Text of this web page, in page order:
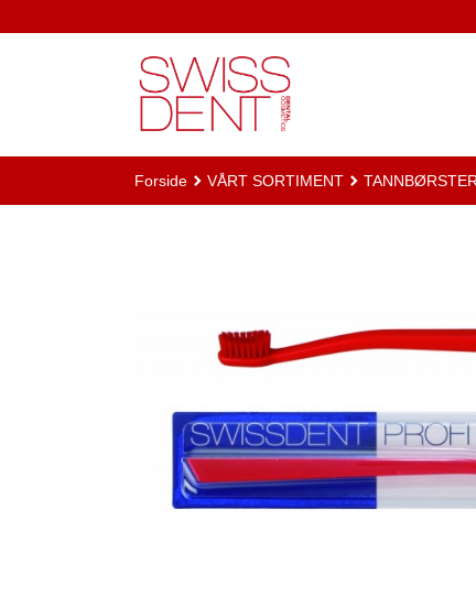
til
Forside VÅRT SORTIMENT TANNBØRSTER